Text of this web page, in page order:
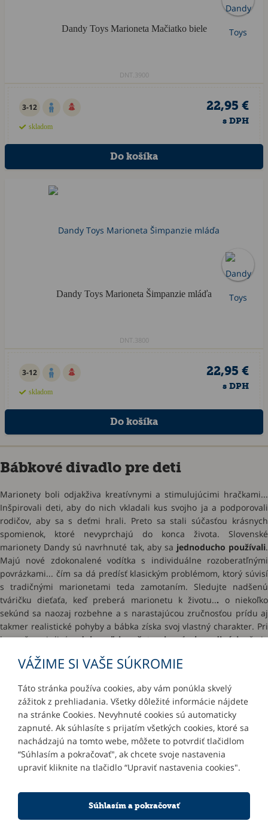
Dandy Toys Marioneta Mačiatko biele
DNT.3900
3-12
skladom
22,95 €
s DPH
Dandy Toys Marioneta Šimpanzie mláďa
DNT.3800
3-12
skladom
22,95 €
s DPH
Bábkové divadlo pre deti
Marionety boli odjakživa kreatívnymi a stimulujúcimi hračkami...
Inšpirovali deti, aby do nich vkladali kus svojho ja a podporovali
rodičov, aby sa s deťmi hrali. Preto sa stali súčasťou krásnych
spomienok, ktoré nevyprchajú do konca života. Slovenské
marionety Dandy sú navrhnuté tak, aby sa jednoducho používali.
Majú nové zdokonalené vodítka s individuálne rozoberatľnými
povrázkami... čím sa dá predísť klasickým problémom, ktorý súvisí
s tradičnými marionetami teda zamotaním. Sledujte nadšenú
tváričku dieťaťa, keď preberá marionetu k životu... o niekoľko
sekúnd sa naozaj rozbehne a s narastajúcou zručnosťou prídu aj
takmer realistické pohyby a bábka získa svoj vlastný charakter. Pri
hre s ňou si dieťazdokonaľuje reč, tvorivosť a koordináciu, čo je
INFORMÁCIE
MÔJ ÚČET
NOVINKY E-MAILOM
VÁŽIME SI VAŠE SÚKROMIE
Táto stránka používa cookies, aby vám ponúkla skvelý
zážitok z prehliadania. Všetky dôležité informácie nájdete
na stránke Cookies. Nevyhnuté cookies sú automaticky
zapnuté. Ak súhlasíte s prijatím všetkých cookies, ktoré sa
nachádzajú na tomto webe, môžete to potvrdiť tlačidlom
“Súhlasím a pokračovať", ak chcete svoje nastavenia
upraviť kliknite na tlačidlo “Upraviť nastavenia cookies".
Súhlasím a pokračovať